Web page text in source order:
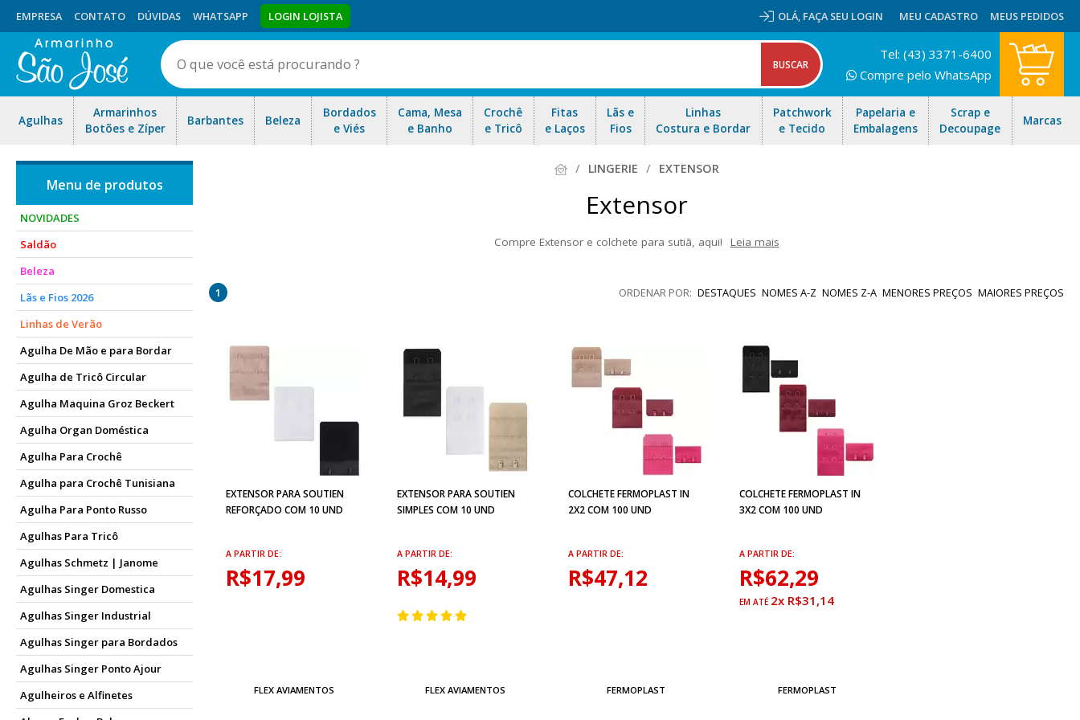
OLÁ, FAÇA SEU LOGIN
EMPRESA CONTATO DÚVIDAS WHATSAPP LOGIN LOJISTA MEU CADASTRO MEUS PEDIDOS
Agulhas
Armarinhos
Botões e Zíper
Barbantes Beleza
Bordados
e Viés
Cama, Mesa
e Banho
Crochê
e Tricô
Fitas
e Laços
Lãs e
Fios
Linhas
Costura e Bordar
Patchwork
e Tecido
Papelaria e
Embalagens
Scrap e
Decoupage
Marcas
Tel: (43) 3371-6400
Compre pelo WhatsApp
NOVIDADES
Saldão
Beleza
Lãs e Fios 2026
Linhas de Verão
Agulha De Mão e para Bordar
Agulha de Tricô Circular
Agulha Maquina Groz Beckert
Agulha Organ Doméstica
Agulha Para Crochê
Agulha para Crochê Tunisiana
Agulha Para Ponto Russo
Agulhas Para Tricô
Agulhas Schmetz | Janome
Agulhas Singer Domestica
Agulhas Singer Industrial
Agulhas Singer para Bordados
Agulhas Singer Ponto Ajour
Agulheiros e Alfinetes
LINGERIE EXTENSOR
Extensor
Compre Extensor e colchete para sutiã, aqui!
Leia mais
DESTAQUES NOMES A-Z NOMES Z-A MENORES PREÇOS MAIORES PREÇOS
1
EXTENSOR PARA SOUTIEN
REFORÇADO COM 10 UND
A PARTIR DE:
R$17,99
FLEX AVIAMENTOS
EXTENSOR PARA SOUTIEN
SIMPLES COM 10 UND
A PARTIR DE:
R$14,99
FLEX AVIAMENTOS
COLCHETE FERMOPLAST IN
2X2 COM 100 UND
A PARTIR DE:
R$47,12
FERMOPLAST
COLCHETE FERMOPLAST IN
3X2 COM 100 UND
A PARTIR DE:
R$62,29
2x R$31,14
FERMOPLAST